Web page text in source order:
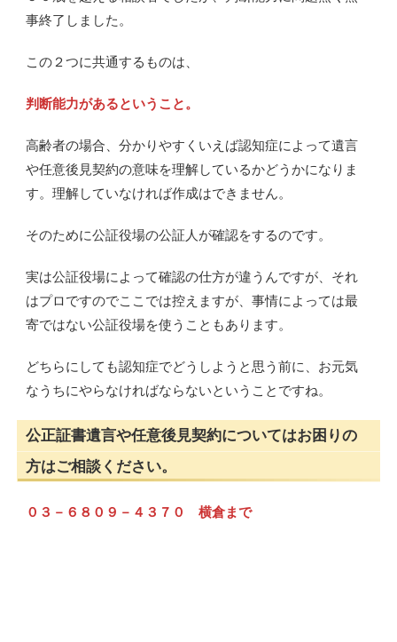
事終了しました。
この２つに共通するものは、
判断能力があるということ。
高齢者の場合、分かりやすくいえば認知症によって遺言
や任意後見契約の意味を理解しているかどうかになりま
す。理解していなければ作成はできません。
そのために公証役場の公証人が確認をするのです。
実は公証役場によって確認の仕方が違うんですが、それ
はプロですのでここでは控えますが、事情によっては最
寄ではない公証役場を使うこともあります。
どちらにしても認知症でどうしようと思う前に、お元気
なうちにやらなければならないということですね。
公正証書遺言や任意後見契約についてはお困りの
方はご相談ください。
０３－６８０９－４３７０ 横倉まで